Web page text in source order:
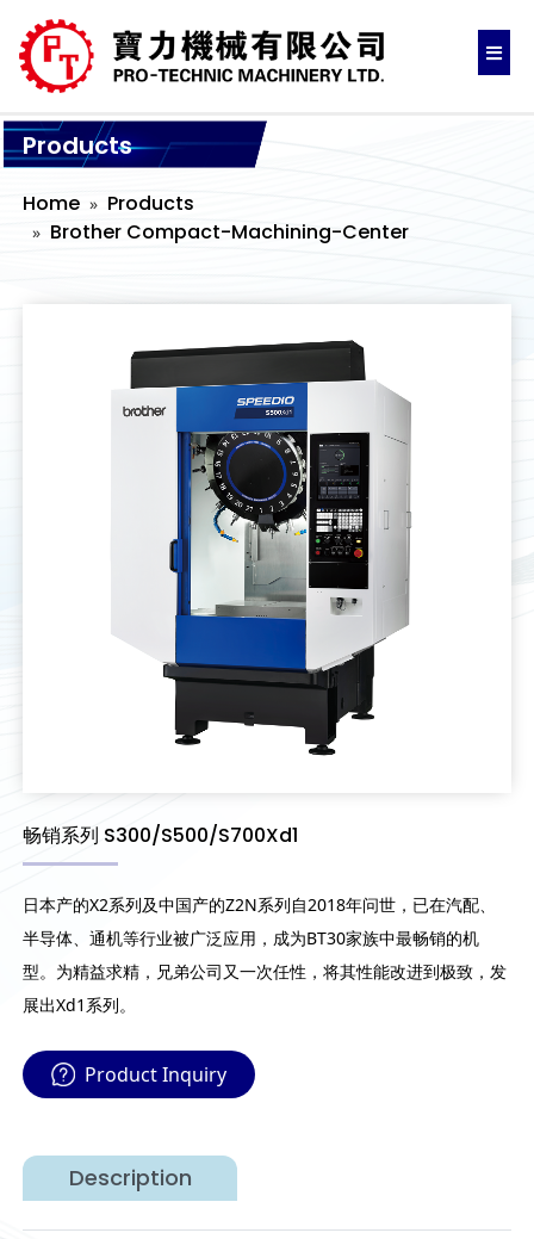
Products
Home
Products
Brother Compact-Machining-Center
畅销系列 S300/S500/S700Xd1
日本产的X2系列及中国产的Z2N系列自2018年问世，已在汽配、
半导体、通机等行业被广泛应用，成为BT30家族中最畅销的机
型。为精益求精，兄弟公司又一次任性，将其性能改进到极致，发
展出Xd1系列。
Product Inquiry
Description